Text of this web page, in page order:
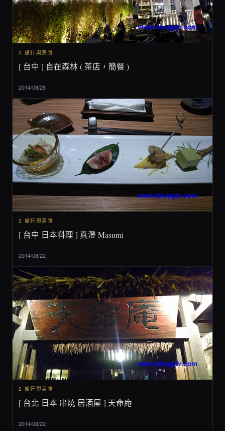
2 旅行與美食
[ 台中 ] 自在森林 ( 茶店，簡餐 )
2014/08/28
2 旅行與美食
[ 台中 日本料理 ] 真澄 Masumi
2014/08/22
2 旅行與美食
[ 台北 日本 串燒 居酒屋 ] 天命庵
2014/08/22